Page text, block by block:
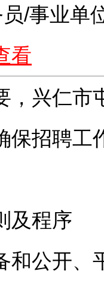
/事业单
看
兴仁市
保招聘工
程序
公开、